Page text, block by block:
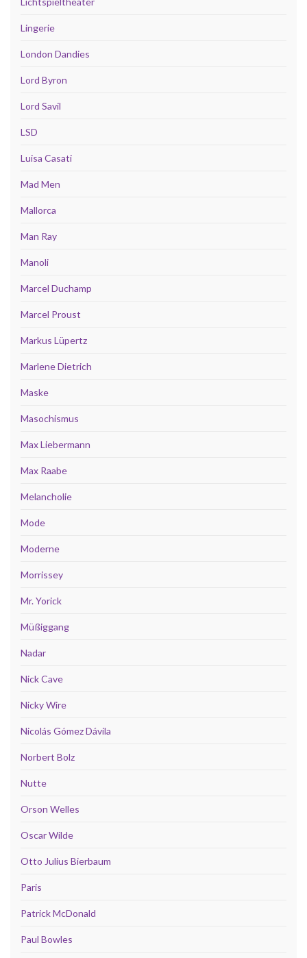
Lingerie
London Dandies
Lord Byron
Lord Savil
LSD
Luisa Casati
Mad Men
Mallorca
Man Ray
Manoli
Marcel Duchamp
Marcel Proust
Markus Lüpertz
Marlene Dietrich
Maske
Masochismus
Max Liebermann
Max Raabe
Melancholie
Mode
Moderne
Morrissey
Mr. Yorick
Müßiggang
Nadar
Nick Cave
Nicky Wire
Nicolás Gómez Dávila
Norbert Bolz
Nutte
Orson Welles
Oscar Wilde
Otto Julius Bierbaum
Paris
Patrick McDonald
Paul Bowles